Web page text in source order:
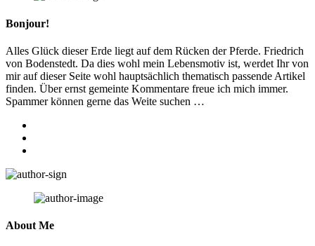
Bonjour!
Alles Glück dieser Erde liegt auf dem Rücken der Pferde. Friedrich
von Bodenstedt. Da dies wohl mein Lebensmotiv ist, werdet Ihr von
mir auf dieser Seite wohl hauptsächlich thematisch passende Artikel
finden. Über ernst gemeinte Kommentare freue ich mich immer.
Spammer können gerne das Weite suchen …
About Me